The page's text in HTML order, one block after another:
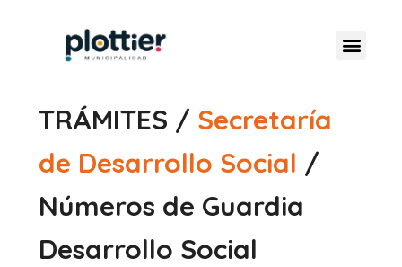
TRÁMITES / Secretaría
de Desarrollo Social /
Números de Guardia
Desarrollo Social